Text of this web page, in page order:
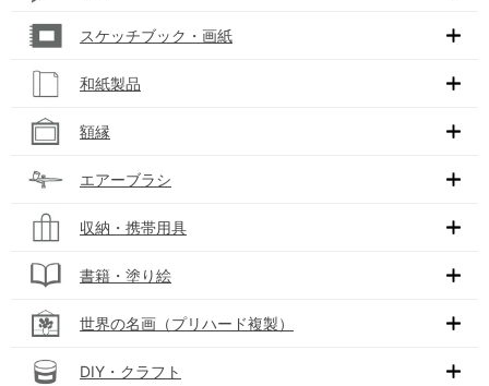
スケッチブック・画紙
和紙製品
額縁
エアーブラシ
収納・携帯用具
書籍・塗り絵
世界の名画（プリハード複製）
DIY・クラフト